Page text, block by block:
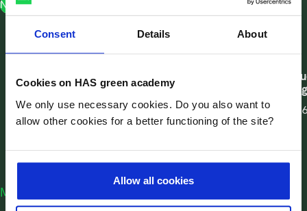
Consent Details About
Cookies on HAS green academy
We only use necessary cookies. Do you also want to
allow other cookies for a better functioning of the site?
Allow all cookies
Nieuws
Nieuws
Bedrijfskundige opleiding voor
professionals op masterniveau
Datum21-07-2026
Eerste Ad-
Datum13-07-
Meer HAS nieuws